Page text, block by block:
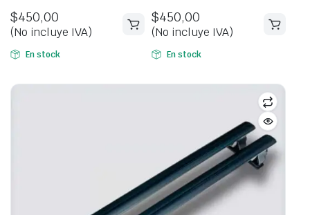
$450,00
(No incluye IVA)
En stock
$450,00
(No incluye IVA)
En stock